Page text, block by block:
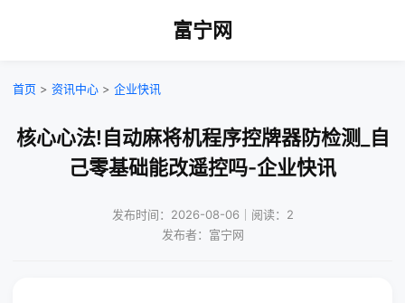
富宁网
首页 > 资讯中心 > 企业快讯
核心心法!自动麻将机程序控牌器防检测_自
己零基础能改遥控吗-企业快讯
发布时间：2026-08-06｜阅读：2
发布者：富宁网